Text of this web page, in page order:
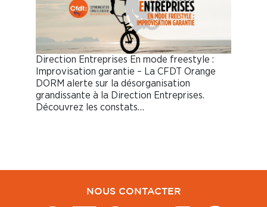
Direction Entreprises En mode freestyle :
Improvisation garantie – La CFDT Orange
DORM alerte sur la désorganisation
grandissante à la Direction Entreprises.
Découvrez les constats…
NOUS CONTACTER